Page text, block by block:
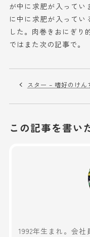
が中に求肥が入ってい
に中に求肥が入ってい
した。肉巻きおにぎり
ではまた次の記事で。
スター – 嗜好のけん
この記事を書い
1992年生まれ。会